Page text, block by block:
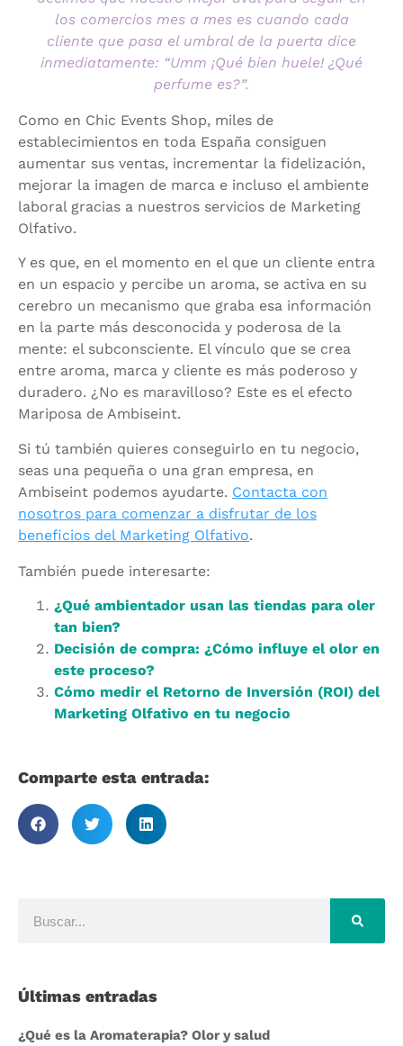
los comercios mes a mes es cuando cada
cliente que pasa el umbral de la puerta dice
inmediatamente: “Umm ¡Qué bien huele! ¿Qué
perfume es?”.
Como en Chic Events Shop, miles de
establecimientos en toda España consiguen
aumentar sus ventas, incrementar la fidelización,
mejorar la imagen de marca e incluso el ambiente
laboral gracias a nuestros servicios de Marketing
Olfativo.
Y es que, en el momento en el que un cliente entra
en un espacio y percibe un aroma, se activa en su
cerebro un mecanismo que graba esa información
en la parte más desconocida y poderosa de la
mente: el subconsciente. El vínculo que se crea
entre aroma, marca y cliente es más poderoso y
duradero. ¿No es maravilloso? Este es el efecto
Mariposa de Ambiseint.
Si tú también quieres conseguirlo en tu negocio,
seas una pequeña o una gran empresa, en
Ambiseint podemos ayudarte. Contacta con
nosotros para comenzar a disfrutar de los
beneficios del Marketing Olfativo.
También puede interesarte:
¿Qué ambientador usan las tiendas para oler
tan bien?
Decisión de compra: ¿Cómo influye el olor en
este proceso?
Cómo medir el Retorno de Inversión (ROI) del
Marketing Olfativo en tu negocio
Comparte esta entrada:
Últimas entradas
¿Qué es la Aromaterapia? Olor y salud